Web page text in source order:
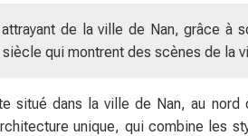
de la ville de Nan, grâce à
qui montrent des scènes de la
situé dans la ville de Nan, au
unique, qui combine les